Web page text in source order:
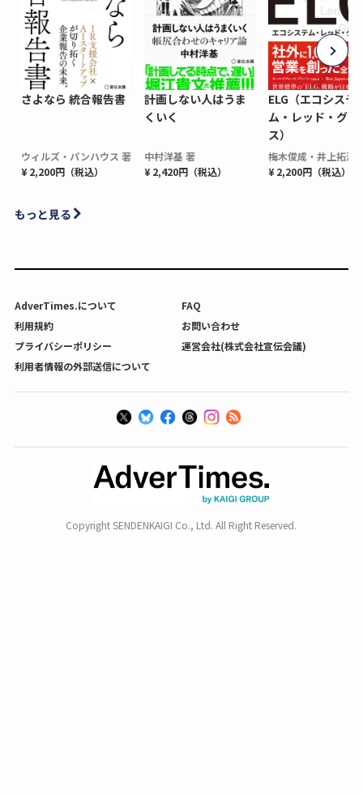
さよなら 統合報告書
ウィルズ・パンハウス 著
¥ 2,200円（税込）
計画しない人はうま
くいく
中村洋基 著
¥ 2,420円（税込）
ELG（エコシステ
ム・レッド・グロ
ス）
梅木俊成・井上拓海
¥ 2,200円（税込）
もっと見る
AdverTimes.について
FAQ
利用規約
お問い合わせ
プライバシーポリシー
運営会社(株式会社宣伝会議)
利用者情報の外部送信について
Copyright SENDENKAIGI Co., Ltd. All Right Reserved.